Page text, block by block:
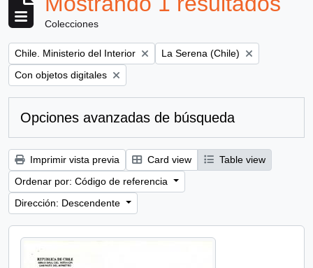
Colecciones
Remove filter:
Chile. Ministerio del Interior Remove filter:
La Serena (Chile)
Remove filter:
Con objetos digitales
Opciones avanzadas de búsqueda
Imprimir vista previa Card view
Table view
Ordenar por: Código de referencia
Dirección: Descendente